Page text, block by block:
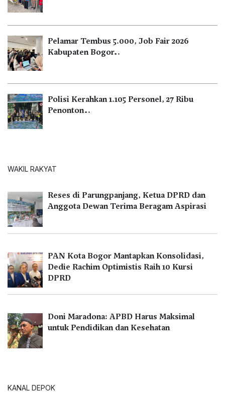
Pelamar Tembus 5.000, Job Fair 2026
Kabupaten Bogor…
Polisi Kerahkan 1.105 Personel, 27 Ribu
Penonton…
WAKIL RAKYAT
Reses di Parungpanjang, Ketua DPRD dan
Anggota Dewan Terima Beragam Aspirasi
PAN Kota Bogor Mantapkan Konsolidasi,
Dedie Rachim Optimistis Raih 10 Kursi
DPRD
Doni Maradona: APBD Harus Maksimal
untuk Pendidikan dan Kesehatan
KANAL DEPOK